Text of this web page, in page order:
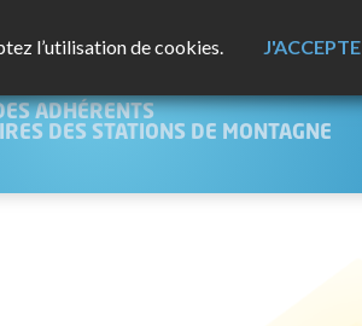
l’utilisation de cookies. J'ACCEPTE
ADHÉRENTS
DES STATIONS DE MONTAGNE